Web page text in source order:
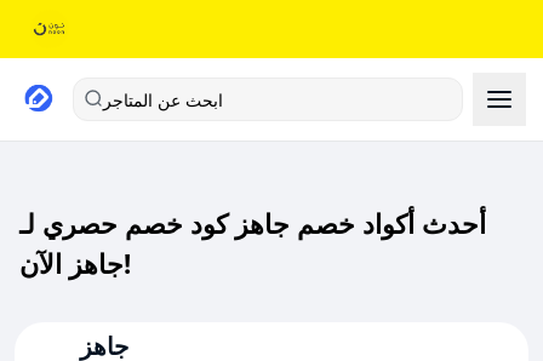
ابحث عن المتاجر
أحدث أكواد خصم جاهز كود خصم حصري لـ
جاهز الآن!
جاهز